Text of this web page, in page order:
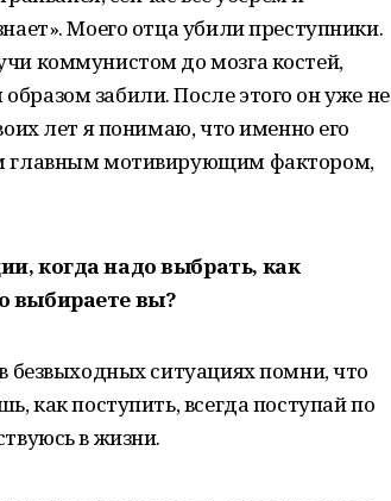
Моего отца убили преступники.
коммунистом до мозга костей,
забили. После этого он уже не
лет я понимаю, что именно его
главным мотивирующим фактором,
когда надо выбрать, как
выбираете вы?
безвыходных ситуациях помни, что
как поступить, всегда поступай по
в жизни.